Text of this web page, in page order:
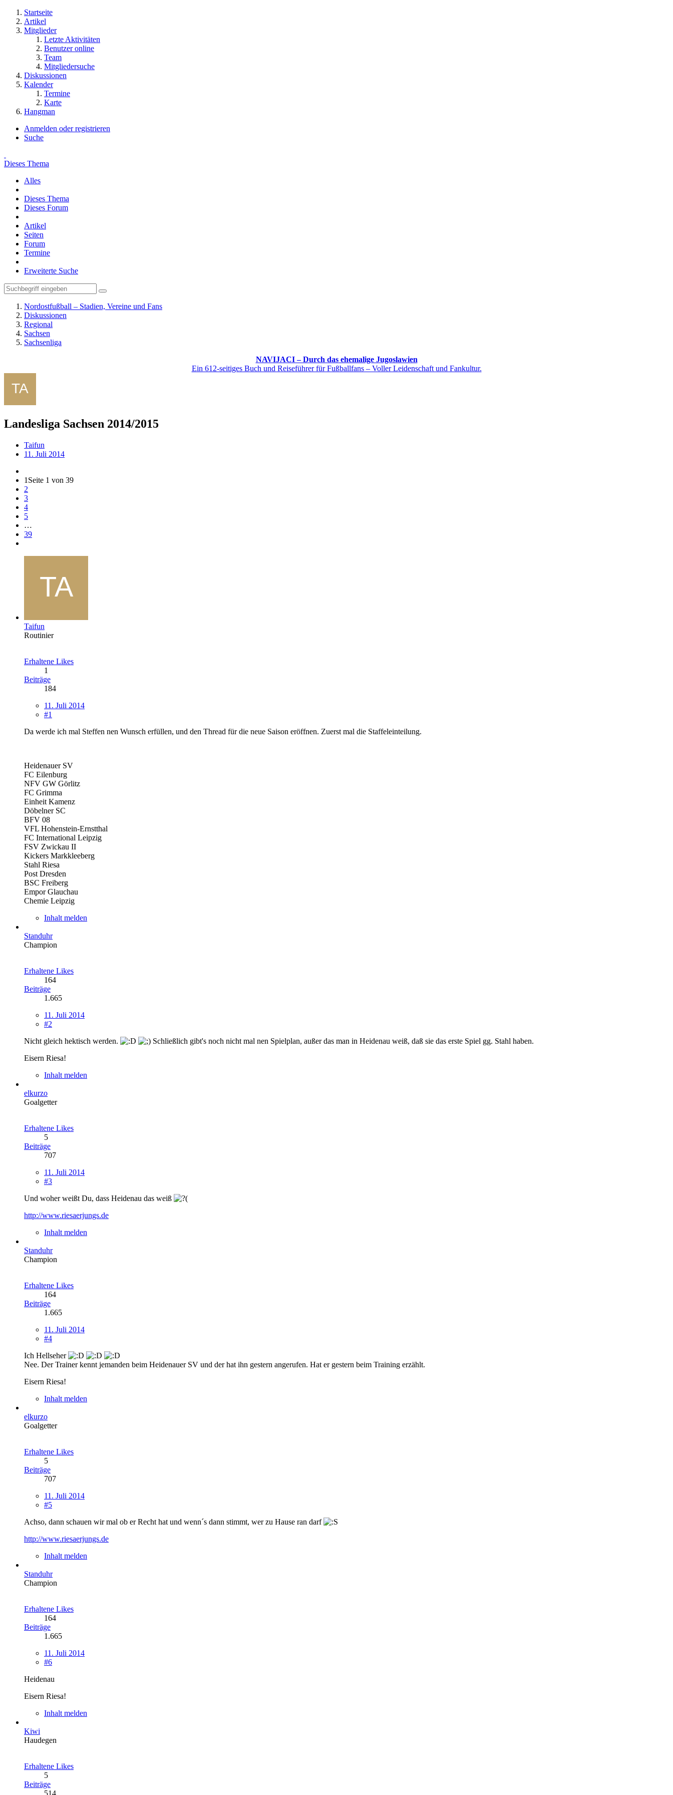
Startseite
Artikel
Mitglieder
Letzte Aktivitäten
Benutzer online
Team
Mitgliedersuche
Diskussionen
Kalender
Termine
Karte
Hangman
Anmelden oder registrieren
Suche
Dieses Thema
Alles
Dieses Thema
Dieses Forum
Artikel
Seiten
Forum
Termine
Erweiterte Suche
Nordostfußball – Stadien, Vereine und Fans
Diskussionen
Regional
Sachsen
Sachsenliga
NAVIJACI – Durch das ehemalige Jugoslawien
Ein 612-seitiges Buch und Reiseführer für Fußballfans – Voller Leidenschaft und Fankultur.
Landesliga Sachsen 2014/2015
Taifun
11. Juli 2014
1 Seite 1 von 39
2
3
4
5
…
39
Taifun
Routinier
Erhaltene Likes
1
Beiträge
184
11. Juli 2014
#1
Da werde ich mal Steffen nen Wunsch erfüllen, und den Thread für die neue Saison eröffnen. Zuerst mal die Staffeleinteilung.
Heidenauer SV
FC Eilenburg
NFV GW Görlitz
FC Grimma
Einheit Kamenz
Döbelner SC
BFV 08
VFL Hohenstein-Ernstthal
FC International Leipzig
FSV Zwickau II
Kickers Markkleeberg
Stahl Riesa
Post Dresden
BSC Freiberg
Empor Glauchau
Chemie Leipzig
Inhalt melden
Standuhr
Champion
Erhaltene Likes
164
Beiträge
1.665
11. Juli 2014
#2
Nicht gleich hektisch werden.
Schließlich gibt's noch nicht mal nen Spielplan, außer das man in Heidenau weiß, daß sie das erste Spiel gg. Stahl haben.
Eisern Riesa!
Inhalt melden
elkurzo
Goalgetter
Erhaltene Likes
5
Beiträge
707
11. Juli 2014
#3
Und woher weißt Du, dass Heidenau das weiß
http://www.riesaerjungs.de
Inhalt melden
Standuhr
Champion
Erhaltene Likes
164
Beiträge
1.665
11. Juli 2014
#4
Ich Hellseher
Nee. Der Trainer kennt jemanden beim Heidenauer SV und der hat ihn gestern angerufen. Hat er gestern beim Training erzählt.
Eisern Riesa!
Inhalt melden
elkurzo
Goalgetter
Erhaltene Likes
5
Beiträge
707
11. Juli 2014
#5
Achso, dann schauen wir mal ob er Recht hat und wenn´s dann stimmt, wer zu Hause ran darf
http://www.riesaerjungs.de
Inhalt melden
Standuhr
Champion
Erhaltene Likes
164
Beiträge
1.665
11. Juli 2014
#6
Heidenau
Eisern Riesa!
Inhalt melden
Kiwi
Haudegen
Erhaltene Likes
5
Beiträge
514